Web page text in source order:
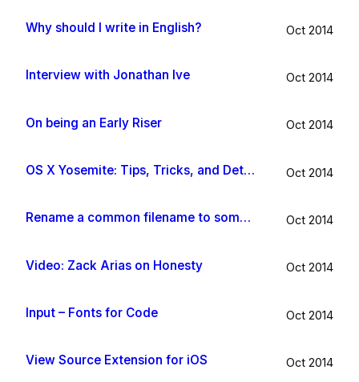
Why should I write in English? Oct 2014
Interview with Jonathan Ive Oct 2014
On being an Early Riser Oct 2014
OS X Yosemite: Tips, Tricks, and Details Oct 2014
Rename a common filename to something useful with Hazel app Oct 2014
Video: Zack Arias on Honesty Oct 2014
Input – Fonts for Code Oct 2014
View Source Extension for iOS Oct 2014